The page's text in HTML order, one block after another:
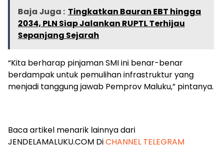
Baja Juga : Tingkatkan Bauran EBT hingga
2034, PLN Siap Jalankan RUPTL Terhijau
Sepanjang Sejarah
“Kita berharap pinjaman SMI ini benar-benar
berdampak untuk pemulihan infrastruktur yang
menjadi tanggung jawab Pemprov Maluku,” pintanya.
Baca artikel menarik lainnya dari
JENDELAMALUKU.COM DiCHANNEL TELEGRAM